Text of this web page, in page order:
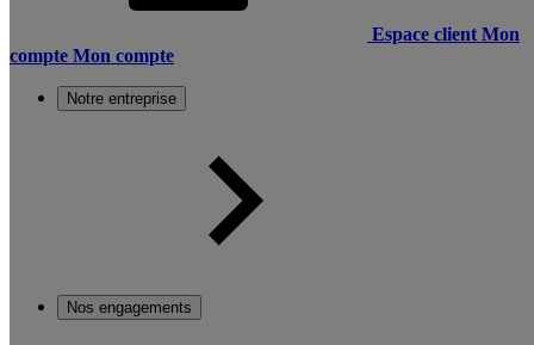
Espace client Mon
compte Mon compte
Notre entreprise
Nos engagements